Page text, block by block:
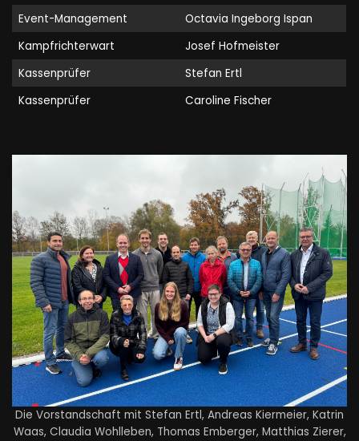
Event-Management
Octavia Ingeborg Ispan
Kampfrichterwart
Josef Hofmeister
Kassenprüfer
Stefan Ertl
Kassenprüfer
Caroline Fischer
Die Vorstandschaft mit Stefan Ertl, Andreas Kiermeier, Katrin
Waas, Claudia Wohlleben, Thomas Emberger, Matthias Zierer,